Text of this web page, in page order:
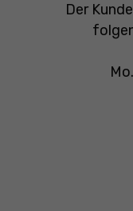
Der